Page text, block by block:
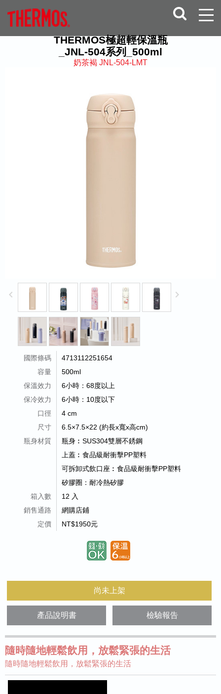
THERMOS極超輕保溫瓶
_JNL-504系列_500ml
奶茶褐 JNL-504-LMT
keyboard_arrow_left keyboard_arrow_right
國際條碼
4713112251654
容量
500ml
保溫效力
6小時：68度以上
保冷效力
6小時：10度以下
口徑
4 cm
尺寸
6.5×7.5×22 (約長x寬x高cm)
瓶身材質
瓶身︰SUS304雙層不銹鋼
上蓋︰食品級耐衝擊PP塑料
可拆卸式飲口座︰食品級耐衝擊PP塑料
矽膠圈：耐冷熱矽膠
箱入數
12 入
銷售通路
網購店鋪
定價
NT$1950元
尚未上架
產品說明書 檢驗報告
隨時隨地輕鬆飲用，放鬆緊張的生活
隨時隨地輕鬆飲用，放鬆緊張的生活